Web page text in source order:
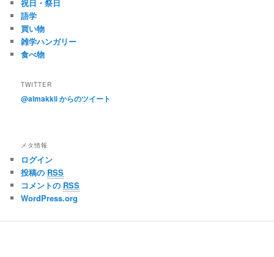
祝日・祭日
語学
買い物
雑学ハンガリー
食べ物
TWITTER
@almakkii からのツイート
メタ情報
ログイン
投稿の RSS
コメントの RSS
WordPress.org